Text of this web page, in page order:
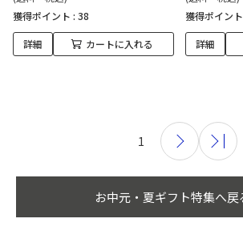
獲得ポイント : 38
詳細 カートに入れる
獲得ポイン
詳細
1
お中元・夏ギフト特集へ